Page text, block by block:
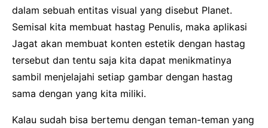
dalam sebuah entitas visual yang disebut Planet.
Semisal kita membuat hastag Penulis, maka aplikasi
Jagat akan membuat konten estetik dengan hastag
tersebut dan tentu saja kita dapat menikmatinya
sambil menjelajahi setiap gambar dengan hastag
sama dengan yang kita miliki.
Kalau sudah bisa bertemu dengan teman-teman yang